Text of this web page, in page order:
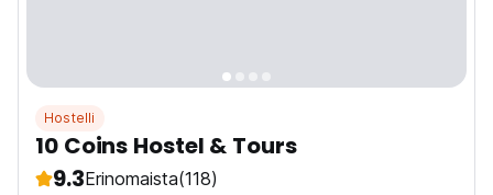
Hostelli
10 Coins Hostel & Tours
9.3Erinomaista(118)